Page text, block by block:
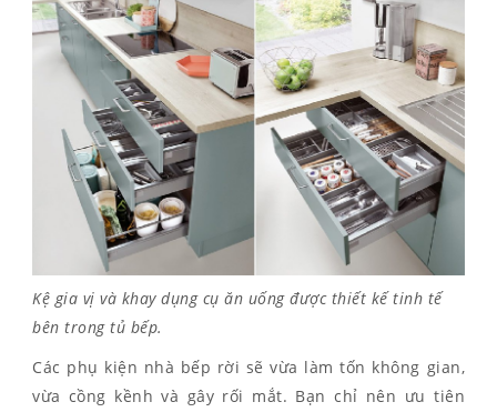
Kệ gia vị và khay dụng cụ ăn uống được thiết kế tinh tế
bên trong tủ bếp.
Các phụ kiện nhà bếp rời sẽ vừa làm tốn không gian,
vừa cồng kềnh và gây rối mắt. Bạn chỉ nên ưu tiên